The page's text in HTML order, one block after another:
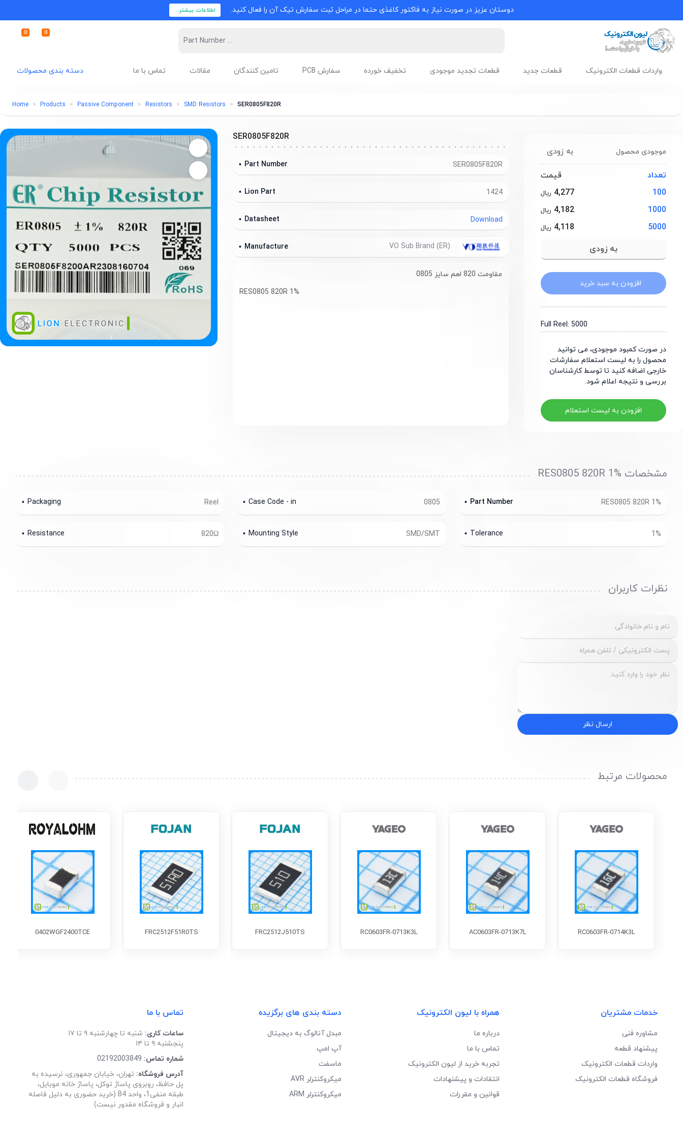
دوستان عزیز در صورت نیاز به فاکتور کاغذی حتما در مراحل ثبت سفارش تیک آن را فعال کنید. اطلاعات بیشتر...
0 0
دسته بندی محصولات واردات قطعات الکترونیک قطعات جدید قطعات تجدید موجودی تخفیف خورده سفارش PCB تامین کنندگان مقالات تماس با ما
Home Products Passive Component Resistors SMD Resistors SER0805F820R
به زودی موجودی محصول
تعداد
قیمت
100
4,277 ریال
1000
4,182 ریال
5000
4,118 ریال
افزودن به سبد خرید
Full Reel: 5000
در صورت کمبود موجودی، می توانید
محصول را به لیست استعلام سفارشات
خارجی اضافه کنید تا توسط کارشناسان
بررسی و نتیجه اعلام شود.
افزودن به لیست استعلام
SER0805F820R
SER0805F820R
Part Number
1424
Lion Part
Download
Datasheet
Manufacture
مقاومت 820 اهم سایز 0805
RES0805 820R 1%
مشخصات RES0805 820R 1%
RES0805 820R 1%
Part Number
0805
Case Code - in
Reel
Packaging
1%
Tolerance
SMD/SMT
Mounting Style
820Ω
Resistance
نظرات کاربران
ارسال نظر
محصولات مرتبط
RC0603FR-0714K3L
AC0603FR-0713K7L
RC0603FR-0713K3L
FRC2512J510TS
FRC2512F51R0TS
0402WGF2400TCE
خدمات مشتریان
مشاوره فنی
پیشنهاد قطعه
واردات قطعات الکترونیک
فروشگاه قطعات الکترونیک
همراه با لیون الکترونیک
درباره ما
تماس با ما
تجربه خرید از لیون الکترونیک
انتقادات و پیشنهادات
قوانین و مقررات
دسته بندی های برگزیده
مبدل آنالوگ به دیجیتال
آپ امپ
ماسفت
میکروکنترلر AVR
میکروکنترلر ARM
تماس با ما
ساعات کاری: شنبه تا چهارشنبه ۹ تا ۱۷
پنجشنبه ۹ تا ۱۴
شماره تماس: 02192003849
آدرس فروشگاه: تهران، خیابان جمهوری، نرسیده به
پل حافظ، روبروی پاساژ توکل، پاساژ خانه موبایل،
طبقه منفی1، واحد B4 (خرید حضوری به دلیل فاصله
انبار و فروشگاه مقدور نیست)